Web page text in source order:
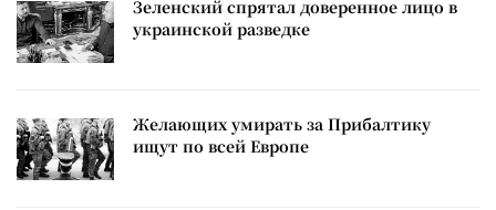
Зеленский спрятал доверенное лицо в
украинской разведке
Желающих умирать за Прибалтику
ищут по всей Европе